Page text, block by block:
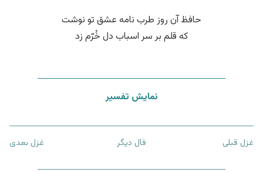
حافظ آن روز طرب نامه عشق تو نوشت
که قلم بر سر اسباب دل خُرّم زد
نمایش تفسیر
غزل قبلی فال دیگر غزل بعدی